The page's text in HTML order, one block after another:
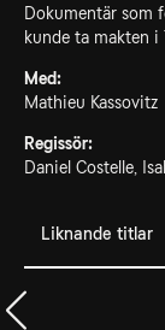
Dokumentär som
kunde ta makten i
Med:
Mathieu Kassovitz
Regissör:
Daniel Costelle,
Liknande titlar